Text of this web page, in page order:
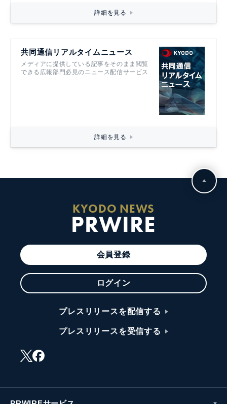
詳細を見る
共同通信リアルタイムニュース
メディアに提供している記事をそのまま閲覧
できる広報部門必見のニュース配信サービス
詳細を見る
KYODO NEWS
PRWIRE
会員登録
ログイン
プレスリリースを配信する
プレスリリースを受信する